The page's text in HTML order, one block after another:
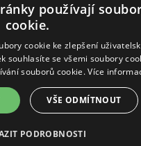
používají
cookie.
cookie ke zlepšení
souhlasíte se všemi soubory
souborů cookie.Více
VŠE ODMÍTNOUT
PODROBNOSTI